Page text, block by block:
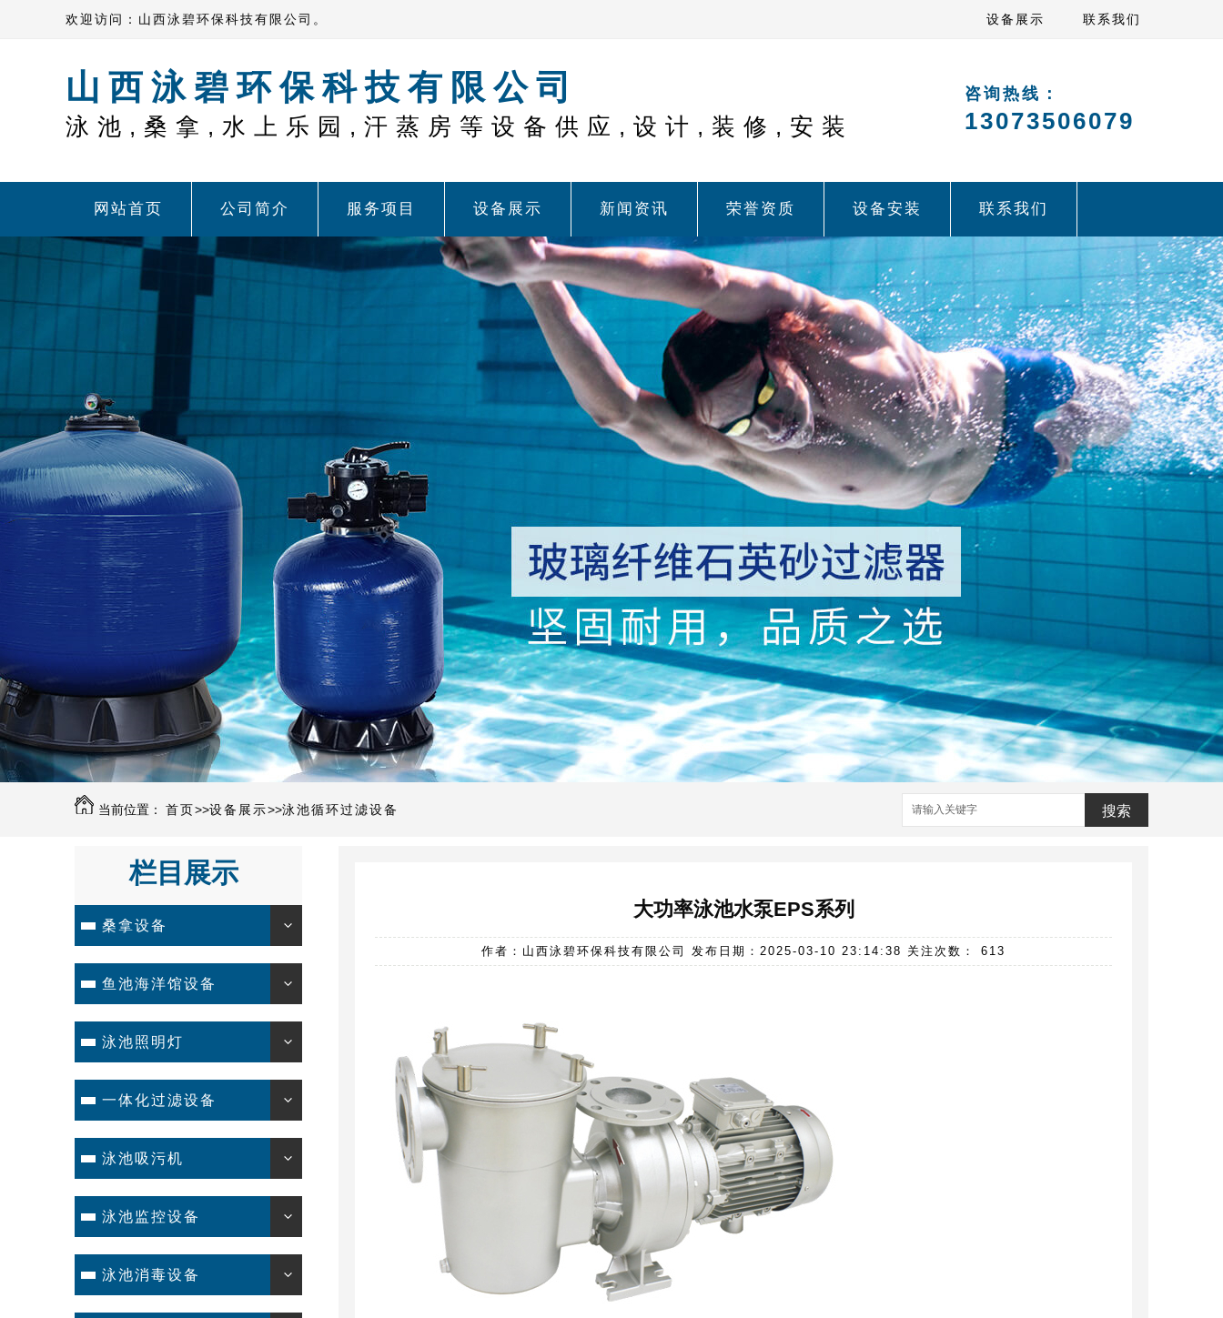
欢迎访问：山西泳碧环保科技有限公司。 设备展示 联系我们
山西泳碧环保科技有限公司
泳池,桑拿,水上乐园,汗蒸房等设备供应,设计,装修,安装
咨询热线：
13073506079
网站首页 公司简介 服务项目 设备展示 新闻资讯 荣誉资质 设备安装 联系我们
当前位置： 首页>>设备展示>>泳池循环过滤设备
栏目展示
桑拿设备
鱼池海洋馆设备
泳池照明灯
一体化过滤设备
泳池吸污机
泳池监控设备
泳池消毒设备
大功率泳池水泵EPS系列
作者：山西泳碧环保科技有限公司 发布日期：2025-03-10 23:14:38 关注次数： 613